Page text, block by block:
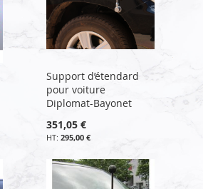
Support d’étendard
pour voiture
Diplomat-Bayonet
351,05 €
295,00 €